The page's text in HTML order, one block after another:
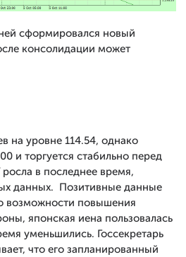
сформировался новый
консолидации может
на уровне 114.54, однако
и торгуется стабильно перед
в последнее время,
данных. Позитивные данные
возможности повышения
японская иена пользовалась
уменьшились. Госсекретарь
что его запланированный